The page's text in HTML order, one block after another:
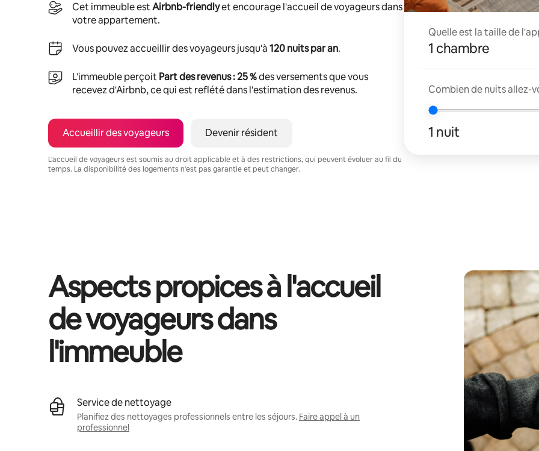
Cet immeuble estAirbnb-friendlyet encourage l'accueil de voyageurs dans
votre appartement.
Vous pouvez accueillir des voyageurs jusqu'à120 nuits par an.
L'immeuble perçoit Part des revenus : 25 %des versements que vous
recevez d'Airbnb, ce qui est reflété dans l'estimation des revenus.
Accueillir des voyageurs Devenir résident
L'accueil de voyageurs est soumis au droit applicable et à des restrictions, qui peuvent évoluer au fil du
temps. La disponibilité des logements n'est pas garantie et peut changer.
Quelle est la taille de
1 chambre
Combien de nuits allez-
1 nuit
Aspects propices à l'accueil
de voyageurs dans
l'immeuble
Service de nettoyage
Planifiez des nettoyages professionnels entre les séjours. Faire appel à un
professionnel